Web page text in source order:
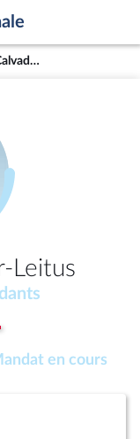
M. Jérémie Patrier-Leitus - Calvados (3e circonscription)
Leitus
en cours